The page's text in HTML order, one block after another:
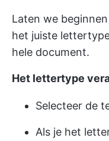
Laten we
het juiste
hele document.
Het lettertype
Selecteer de
Als je het